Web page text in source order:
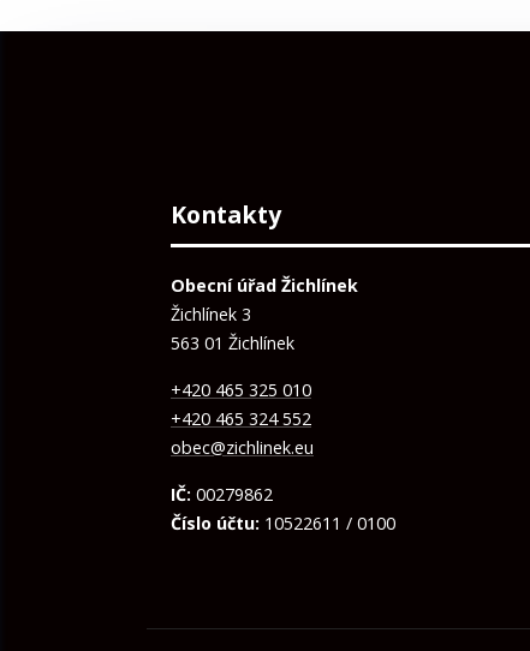
Kontakty
Obecní úřad Žichlínek
Žichlínek 3
563 01 Žichlínek
+420 465 325 010
+420 465 324 552
obec@zichlinek.eu
IČ: 00279862
Číslo účtu: 10522611 / 0100